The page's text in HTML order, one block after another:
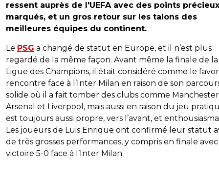
ressent auprès de l'UEFA avec des points
marqués, et un gros retour sur les talons des
meilleures équipes du continent.
Le PSG a changé de statut en Europe, et il n’est plus
regardé de la même façon. Avant même la finale de la
Ligue des Champions, il était considéré comme le
rencontre face à l’Inter Milan en raison de son
solide où il a fait tomber des clubs comme Manchester
Arsenal et Liverpool, mais aussi en raison du jeu
est toujours aussi propre, vers l’avant, et
Les joueurs de Luis Enrique ont confirmé leur statut
de très grosses performances, y compris en finale
victoire 5-0 face à l’Inter Milan.